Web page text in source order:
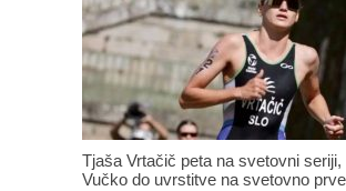
Tjaša Vrtačič peta na svetovni seriji,
Vučko do uvrstitve na svetovno